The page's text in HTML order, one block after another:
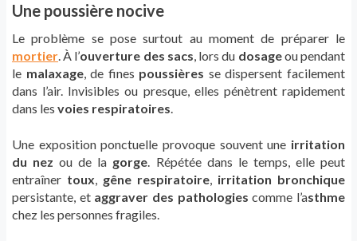
Une poussière nocive
Le problème se pose surtout au moment de préparer le
mortier. À l’ouverture des sacs, lors du dosageou pendant
le malaxage, de fines poussières se dispersent facilement
dans l’air. Invisibles ou presque, elles pénètrent rapidement
dans les voies respiratoires.
Une exposition ponctuelle provoque souvent une irritation
du nez ou de la gorge. Répétée dans le temps, elle peut
entraîner toux, gêne respiratoire, irritation bronchique
persistante, et aggraver des pathologies comme l’asthme
chez les personnes fragiles.